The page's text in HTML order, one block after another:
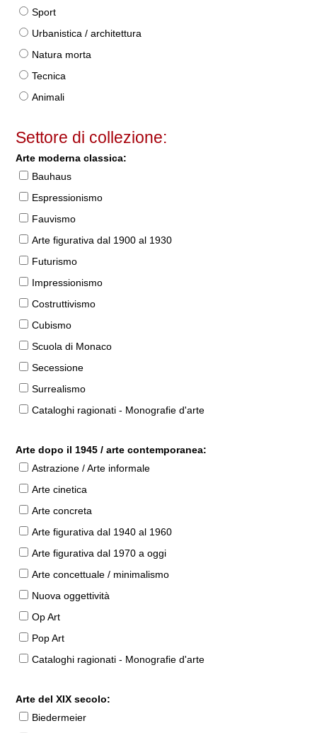
Sport
Urbanistica / architettura
Natura morta
Tecnica
Animali
Settore di collezione:
Arte moderna classica:
Bauhaus
Espressionismo
Fauvismo
Arte figurativa dal 1900 al 1930
Futurismo
Impressionismo
Costruttivismo
Cubismo
Scuola di Monaco
Secessione
Surrealismo
Cataloghi ragionati - Monografie d'arte
Arte dopo il 1945 / arte contemporanea:
Astrazione / Arte informale
Arte cinetica
Arte concreta
Arte figurativa dal 1940 al 1960
Arte figurativa dal 1970 a oggi
Arte concettuale / minimalismo
Nuova oggettività
Op Art
Pop Art
Cataloghi ragionati - Monografie d'arte
Arte del XIX secolo:
Biedermeier